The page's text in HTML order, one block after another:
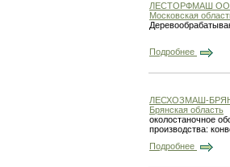
ЛЕСТОРФМАШ
Московская
Подробнее
ЛЕСХОЗМАШ-
Брянская область
околостаночное
производства:
Подробнее